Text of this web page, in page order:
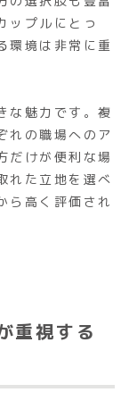
ップルにとっ
環境は非常に重
な魅力です。複
れの職場へのア
だけが便利な場
れた立地を選べ
ら高く評価され
重視する